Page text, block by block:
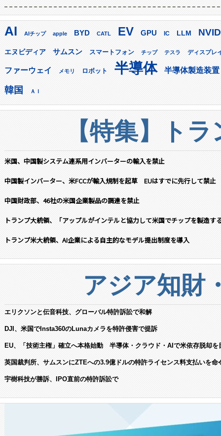
AI AIチップ apple BYD CATL EV GPU IC LLM
エヌビディア サムスン スマートフォン チップ テスラ ディスプレ
ファーウェイ メモリ ロボット 半導体 半導体製造装置
韓国 ＡＩ
【特集】ト
米国、中国製システム連系用インバーターの輸入を禁止
中国製インバーター、米FCCが輸入規制を起草 EUはすでに先行して禁止
中国財政部、46社の米国企業製品の調達を禁止
トランプ大統領、「アップルがインテルと協力して米国でチップを製造す
トランプ米大統領、AI企業による自主的なモデル提出制度を導入
アジア知財
エリクソンと伝音科技、グローバル特許訴訟で和解
DJI、米国でInsta360のLunaカメラを特許侵害で提訴
EU、「技術主権」確立へ本格始動 半導体・クラウド・AIで米依存脱却を
英国裁判所、サムスンにZTEへの3.9億ドルの特許ライセンス料支払いを命
宇樹科技が勝訴、IPO直前の特許訴訟で